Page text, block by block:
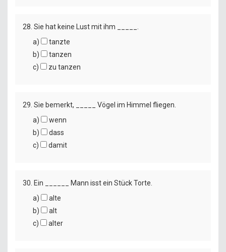
28. Sie hat keine Lust mit ihm _____.
a)
tanzte
b)
tanzen
c)
zu tanzen
29. Sie bemerkt, _____ Vögel im Himmel fliegen.
a)
wenn
b)
dass
c)
damit
30. Ein ______ Mann isst ein Stück Torte.
a)
alte
b)
alt
c)
alter